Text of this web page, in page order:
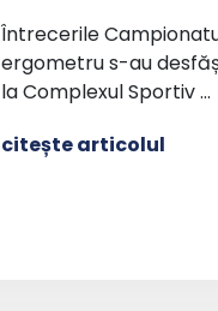
Întrecerile
ergometru s-au
la Complexul Sportiv …
citește articolul